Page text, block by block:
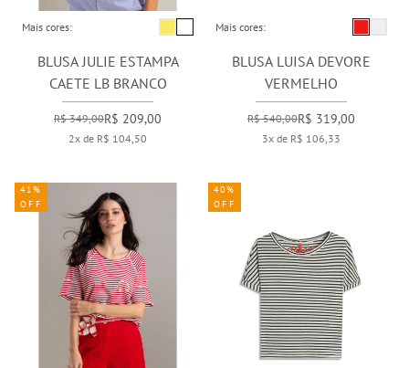
Mais cores:
BLUSA JULIE ESTAMPA
CAETE LB BRANCO
R$ 349,00R$ 209,00
2x de R$ 104,50
Mais cores:
BLUSA LUISA DEVORE
VERMELHO
R$ 540,00R$ 319,00
3x de R$ 106,33
41%
OFF
40%
OFF